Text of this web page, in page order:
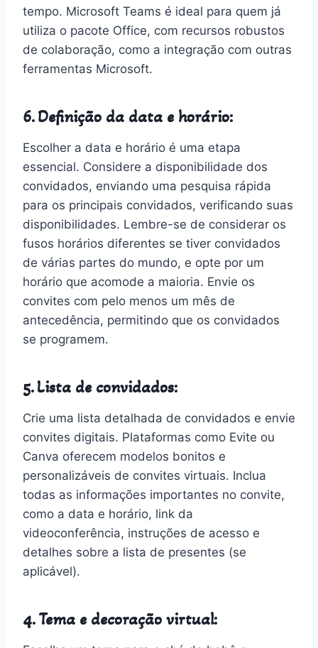
tempo. Microsoft Teams é ideal para quem já
utiliza o pacote Office, com recursos robustos
de colaboração, como a integração com outras
ferramentas Microsoft.
6. Definição da data e horário:
Escolher a data e horário é uma etapa
essencial. Considere a disponibilidade dos
convidados, enviando uma pesquisa rápida
para os principais convidados, verificando suas
disponibilidades. Lembre-se de considerar os
fusos horários diferentes se tiver convidados
de várias partes do mundo, e opte por um
horário que acomode a maioria. Envie os
convites com pelo menos um mês de
antecedência, permitindo que os convidados
se programem.
5. Lista de convidados:
Crie uma lista detalhada de convidados e envie
convites digitais. Plataformas como Evite ou
Canva oferecem modelos bonitos e
personalizáveis de convites virtuais. Inclua
todas as informações importantes no convite,
como a data e horário, link da
videoconferência, instruções de acesso e
detalhes sobre a lista de presentes (se
aplicável).
4. Tema e decoração virtual: